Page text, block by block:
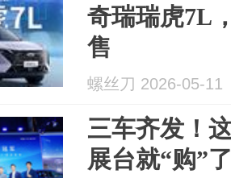
奇瑞瑞虎7L
售
螺丝刀 2026-05-11
三车齐发！
展台就“购”